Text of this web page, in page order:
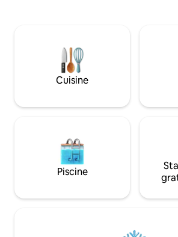
pouvant aussi accueillir voitures et/ou
motos en toute sécurité.
Cuisine
Piscine